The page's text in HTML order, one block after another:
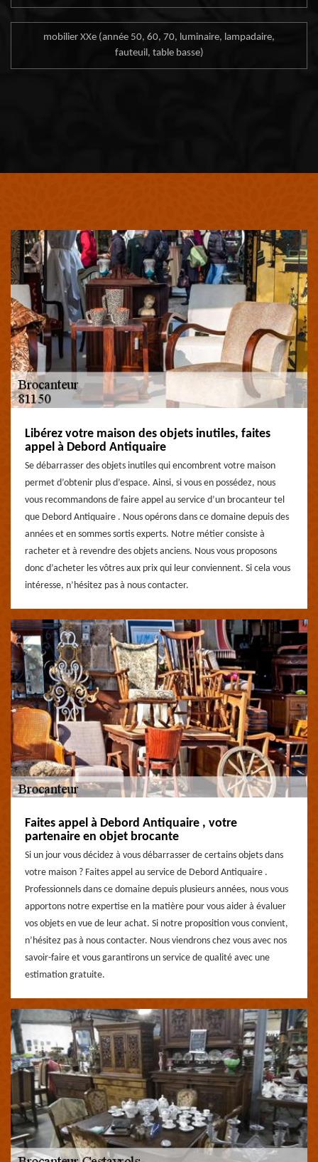
mobilier XXe (année 50, 60, 70, luminaire, lampadaire,
fauteuil, table basse)
Libérez votre maison des objets inutiles, faites
appel à Debord Antiquaire
Se débarrasser des objets inutiles qui encombrent votre maison
permet d’obtenir plus d’espace. Ainsi, si vous en possédez, nous
vous recommandons de faire appel au service d’un brocanteur tel
que Debord Antiquaire . Nous opérons dans ce domaine depuis des
années et en sommes sortis experts. Notre métier consiste à
racheter et à revendre des objets anciens. Nous vous proposons
donc d’acheter les vôtres aux prix qui leur conviennent. Si cela vous
intéresse, n’hésitez pas à nous contacter.
Faites appel à Debord Antiquaire , votre
partenaire en objet brocante
Si un jour vous décidez à vous débarrasser de certains objets dans
votre maison ? Faites appel au service de Debord Antiquaire .
Professionnels dans ce domaine depuis plusieurs années, nous vous
apportons notre expertise en la matière pour vous aider à évaluer
vos objets en vue de leur achat. Si notre proposition vous convient,
n’hésitez pas à nous contacter. Nous viendrons chez vous avec nos
savoir-faire et vous garantirons un service de qualité avec une
estimation gratuite.